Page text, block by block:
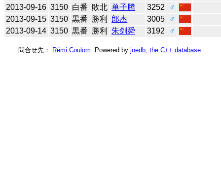
2013-09-16 3150 白番 敗北 单子腾 3252
♂
2013-09-15 3150 黒番 勝利 郎杰 3005
♂
2013-09-14 3150 黒番 勝利 朱剑舜 3192 ♂
問合せ先： Rémi Coulom . Powered by joedb, the C++ database